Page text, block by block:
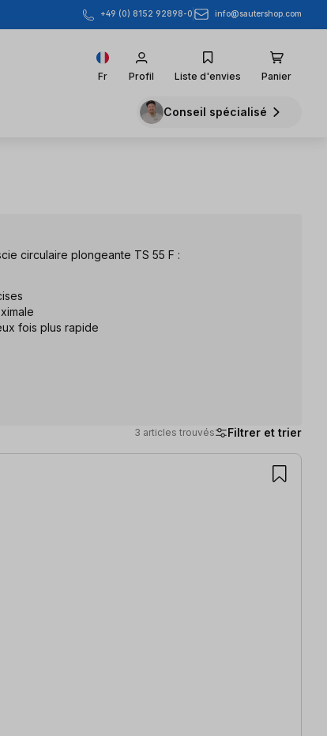
+49 (0) 8152 92898-0 info@sautershop.com
Fr Profil Liste d'envies Panier
Conseil spécialisé
circulaire plongeante TS 55 F :
fois plus rapide
3 articles trouvés Filtrer et trier